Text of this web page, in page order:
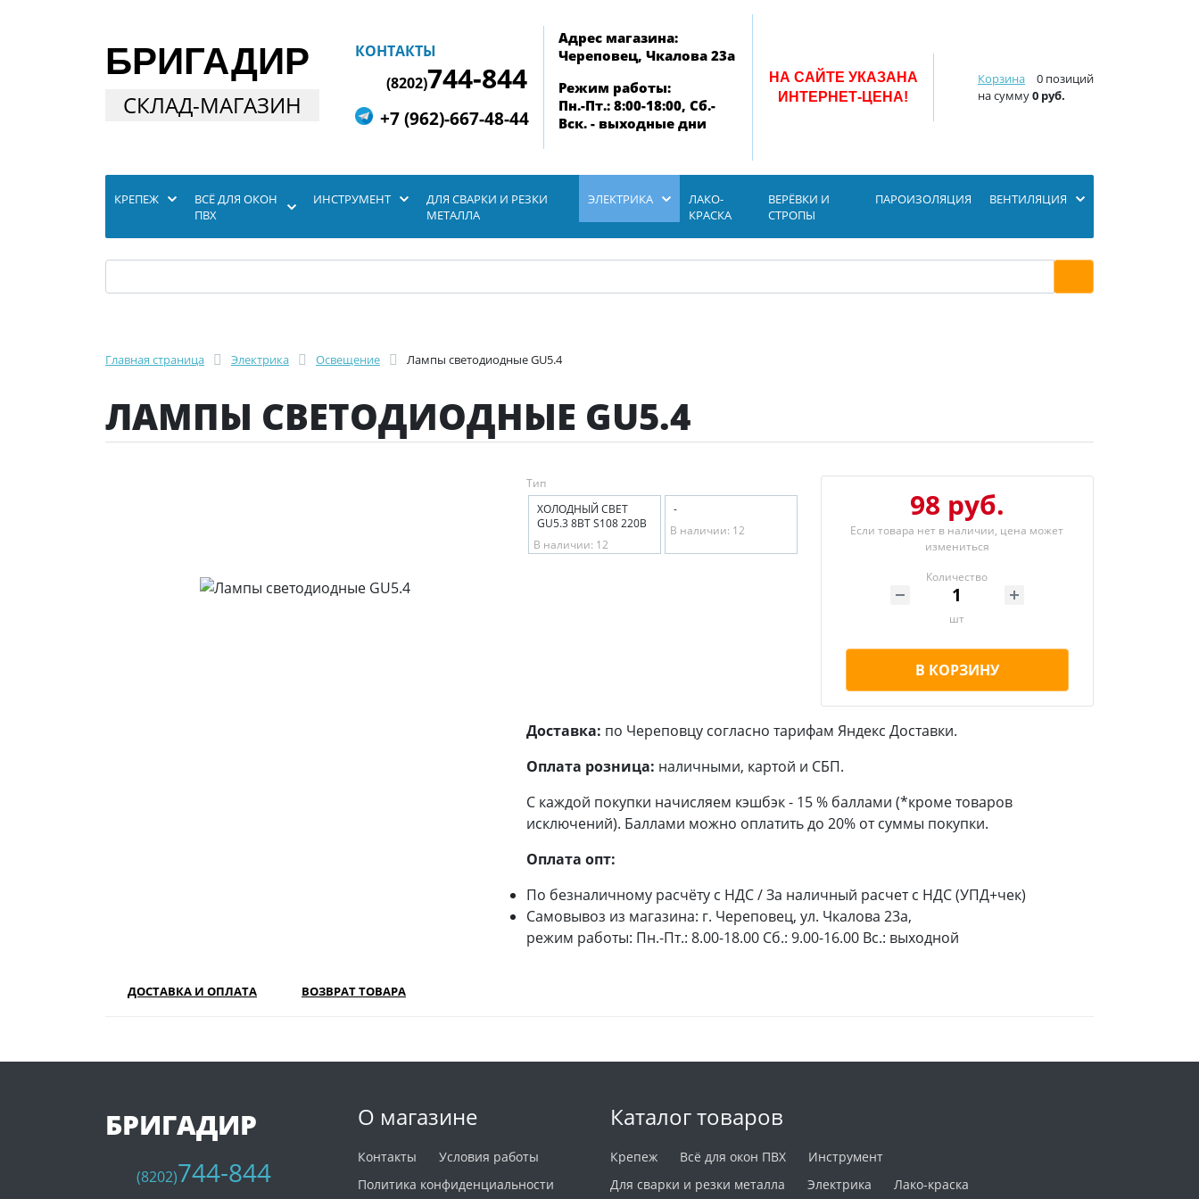
БРИГАДИР
СКЛАД-МАГАЗИН
Корзина
0 позиций
на сумму0 руб.
КОНТАКТЫ
(8202)744-844
+7 (962)-667-48-44
Адрес магазина:
Череповец, Чкалова 23а
Режим работы:
Пн.-Пт.: 8:00-18:00, Сб.-
Вск. - выходные дни
НА САЙТЕ УКАЗАНА
ИНТЕРНЕТ-ЦЕНА!
КРЕПЕЖ
ВСЁ ДЛЯ ОКОН
ПВХ
ИНСТРУМЕНТ
ДЛЯ СВАРКИ И РЕЗКИ
МЕТАЛЛА
ЭЛЕКТРИКА
ЛАКО-
КРАСКА
ВЕРЁВКИ И
СТРОПЫ
ПАРОИЗОЛЯЦИЯ ВЕНТИЛЯЦИЯ
Главная страница Электрика Освещение Лампы светодиодные GU5.4
ЛАМПЫ СВЕТОДИОДНЫЕ GU5.4
Тип
ХОЛОДНЫЙ СВЕТ
GU5.3 8ВТ S108 220В
В наличии: 12
-
В наличии: 12
98 руб.
Если товара нет в наличии, цена может
измениться
Количество
шт
В КОРЗИНУ
Доставка: по Череповцу согласно тарифам Яндекс Доставки.
Оплата розница: наличными, картой и СБП.
С каждой покупки начисляем кэшбэк - 15 % баллами (*кроме товаров
исключений). Баллами можно оплатить до 20% от суммы покупки.
Оплата опт:
По безналичному расчёту с НДС / За наличный расчет с НДС (УПД+чек)
Самовывоз из магазина: г. Череповец, ул. Чкалова 23а,
режим работы: Пн.-Пт.: 8.00-18.00 Сб.: 9.00-16.00 Вс.: выходной
ДОСТАВКА И ОПЛАТА ВОЗВРАТ ТОВАРА
О магазине
Контакты
Условия работы
Политика конфиденциальности
Каталог товаров
Крепеж Всё для окон ПВХ
Инструмент
Для сварки и резки металла
Электрика Лако-краска
БРИГАДИР
(8202)744-844